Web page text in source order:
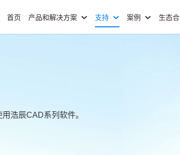
首页 产品和解决方案 支持 案例 生态
浩辰CAD系列软件。